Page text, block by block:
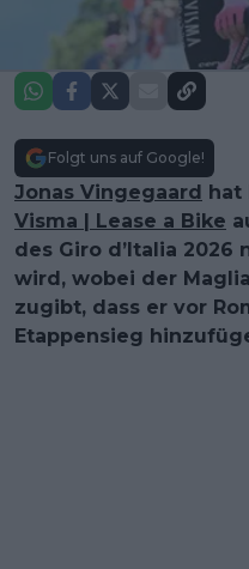
Folgt uns auf Google!
Jonas Vingegaard hat
Visma | Lease a Bike
des Giro d’Italia
wird, wobei der
zugibt, dass er vor
Etappensieg